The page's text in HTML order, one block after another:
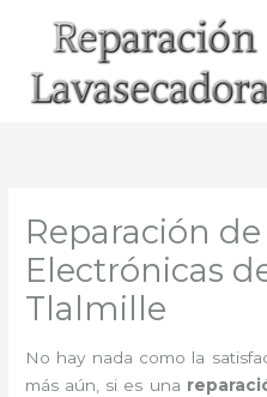
Reparación
Electrónicas
Tlalmille
No hay nada como la
más aún, si es una